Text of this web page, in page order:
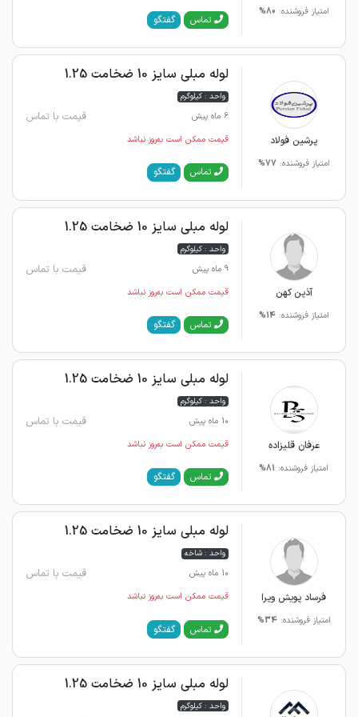
امتیاز فروشنده: 80%
تماس گفتگو
پرشین فولاد
امتیاز فروشنده: 77%
لوله مبلی سایز 10 ضخامت 1.25
واحد : کیلوگرم
6 ماه پیش
قیمت با تماس
قیمت ممکن است به‌روز نباشد
تماس گفتگو
آذین کهن
امتیاز فروشنده:14%
لوله مبلی سایز 10 ضخامت 1.25
واحد : کیلوگرم
9 ماه پیش
قیمت با تماس
قیمت ممکن است به‌روز نباشد
تماس گفتگو
عرفان قلیزاده
امتیاز فروشنده: 81%
لوله مبلی سایز 10 ضخامت 1.25
واحد : کیلوگرم
10 ماه پیش
قیمت با تماس
قیمت ممکن است به‌روز نباشد
تماس گفتگو
فرساد پویش ویرا
امتیاز فروشنده:34%
لوله مبلی سایز 10 ضخامت 1.25
واحد : شاخه
10 ماه پیش
قیمت با تماس
قیمت ممکن است به‌روز نباشد
تماس گفتگو
لوله مبلی سایز 10 ضخامت 1.25
واحد : کیلوگرم